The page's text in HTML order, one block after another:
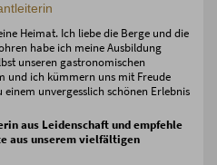
Heimat. Ich liebe die Berge und die
habe ich meine Ausbildung
unseren gastronomischen
und ich kümmern uns mit Freude
unvergesslich schönen Erlebnis
aus Leidenschaft und empfehle
aus unserem vielfältigen